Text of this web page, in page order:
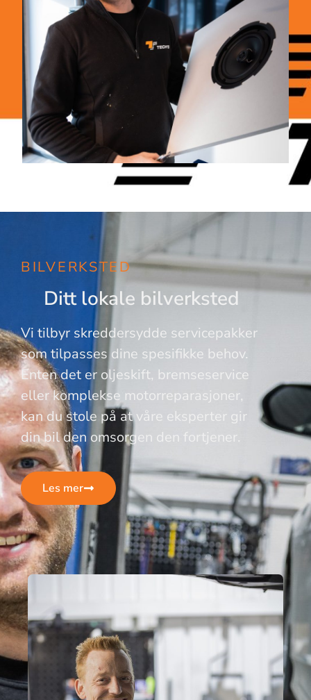
BILVERKSTED
Ditt lokale bilverksted
Vi tilbyr skreddersydde servicepakker
som tilpasses dine spesifikke behov.
Enten det er oljeskift, bremseservice
eller komplekse motorreparasjoner,
kan du stole på at våre eksperter gir
din bil den omsorgen den fortjener.
Les mer